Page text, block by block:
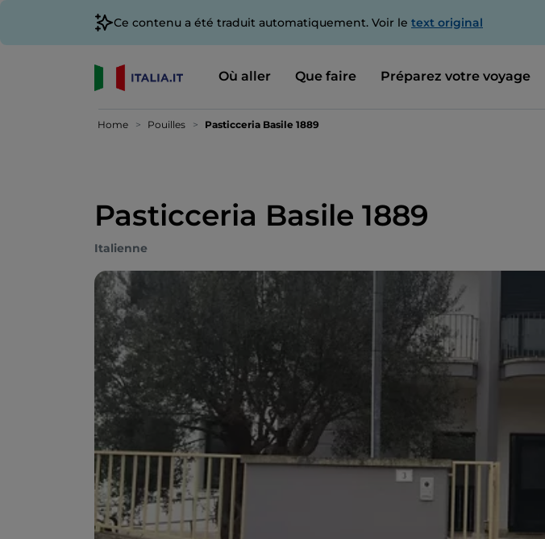
Ce contenu a été traduit automatiquement. Voir le text original
Où aller Que faire Préparez votre voyage
Home Pouilles Pasticceria Basile 1889
Pasticceria Basile 1889
Italienne